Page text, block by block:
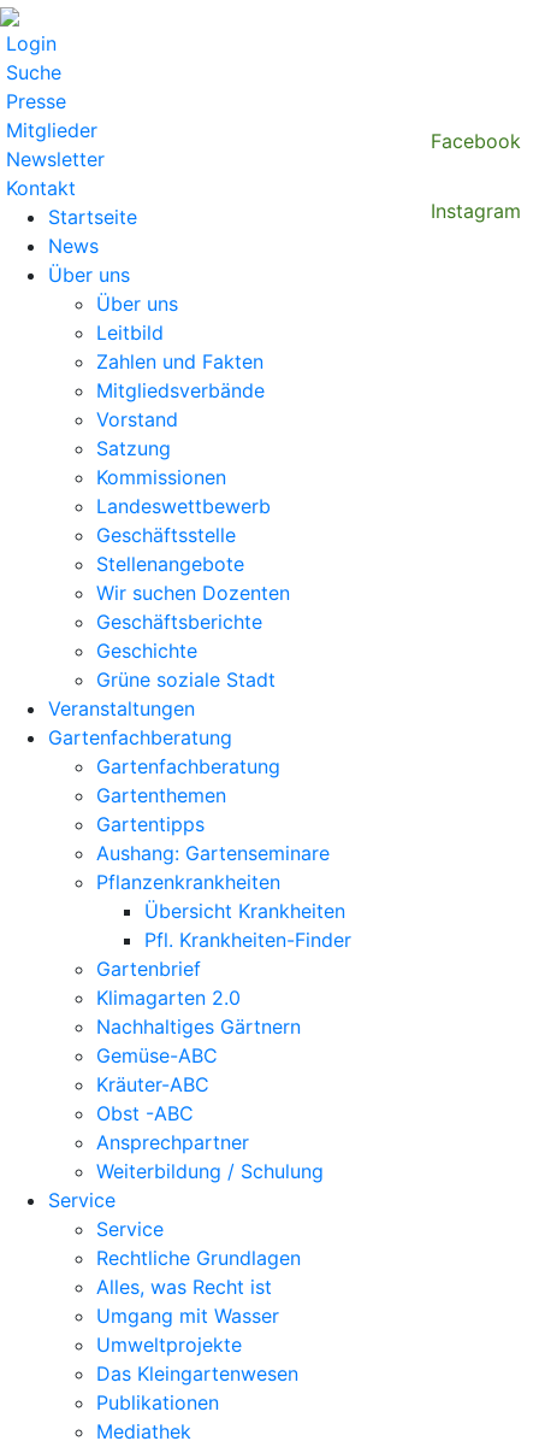
Login
Facebook
Instagram
Suche
Presse
Mitglieder
Newsletter
Kontakt
Startseite
News
Über uns
Über uns
Leitbild
Zahlen und Fakten
Mitgliedsverbände
Vorstand
Satzung
Kommissionen
Landeswettbewerb
Geschäftsstelle
Stellenangebote
Wir suchen Dozenten
Geschäftsberichte
Geschichte
Grüne soziale Stadt
Veranstaltungen
Gartenfachberatung
Gartenfachberatung
Gartenthemen
Gartentipps
Aushang: Gartenseminare
Pflanzenkrankheiten
Übersicht Krankheiten
Pfl. Krankheiten-Finder
Gartenbrief
Klimagarten 2.0
Nachhaltiges Gärtnern
Gemüse-ABC
Kräuter-ABC
Obst -ABC
Ansprechpartner
Weiterbildung / Schulung
Service
Service
Rechtliche Grundlagen
Alles, was Recht ist
Umgang mit Wasser
Umweltprojekte
Das Kleingartenwesen
Publikationen
Mediathek